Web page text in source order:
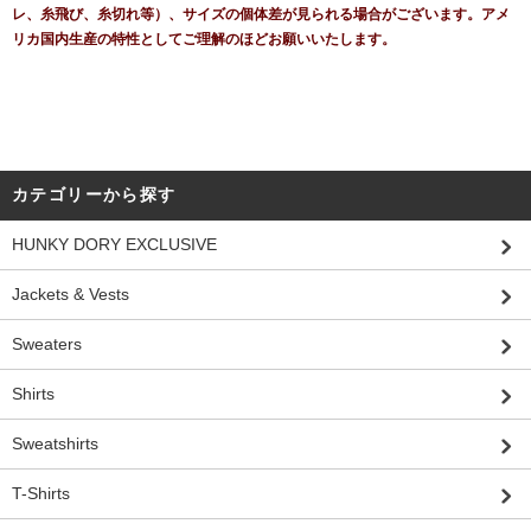
レ、糸飛び、糸切れ等）、サイズの個体差が見られる場合がございます。アメ
リカ国内生産の特性としてご理解のほどお願いいたします。
カテゴリーから探す
HUNKY DORY EXCLUSIVE
Jackets & Vests
Sweaters
Shirts
Sweatshirts
T-Shirts